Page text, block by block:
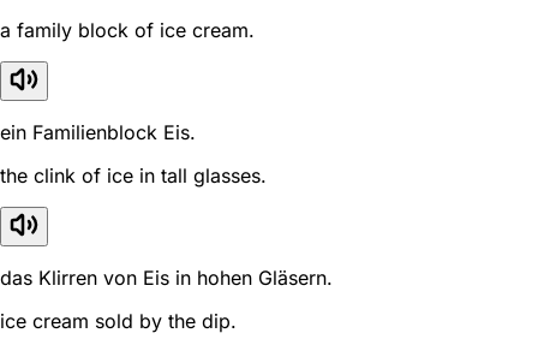
a family block of ice cream.
ein Familienblock Eis.
the clink of ice in tall glasses.
das Klirren von Eis in hohen Gläsern.
ice cream sold by the dip.